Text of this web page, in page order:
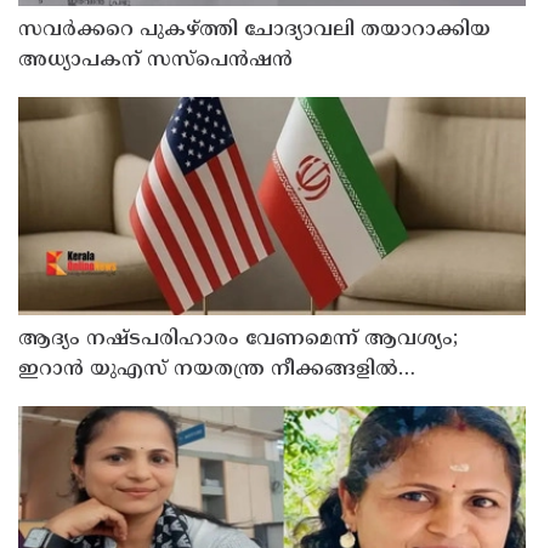
സവര്‍ക്കറെ പുകഴ്ത്തി ചോദ്യാവലി തയാറാക്കിയ
അധ്യാപകന് സസ്‌പെന്‍ഷന്‍
ആദ്യം നഷ്ടപരിഹാരം വേണമെന്ന് ആവശ്യം;
ഇറാന്‍ യുഎസ് നയതന്ത്ര നീക്കങ്ങളില്‍
അനിശ്ചിതത്വം